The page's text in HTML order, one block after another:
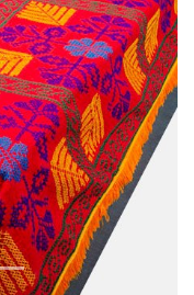
BUY NOW